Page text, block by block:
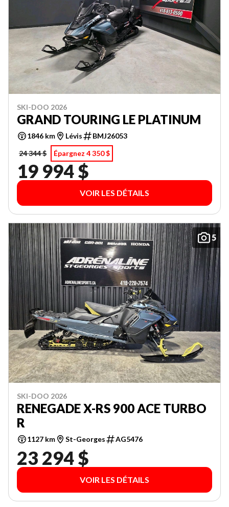
SKI-DOO 2026
GRAND TOURING LE PLATINUM
1846 km Lévis
BMJ26053
24 344 $
Épargnez 4 350 $
19 994 $
VOIR LES DÉTAILS
5
SKI-DOO 2026
RENEGADE X-RS 900 ACE TURBO
R
1127 km St-Georges AG5476
23 294 $
VOIR LES DÉTAILS